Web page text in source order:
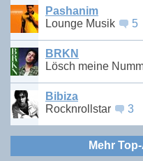
Pashanim
Lounge Musik
5
BRKN
Lösch meine
Bibiza
Rocknrollstar
3
Mehr